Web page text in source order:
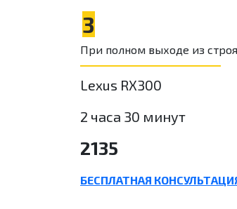
3
При полном выходе из
Lexus RX300
2 часа 30 минут
2135
БЕСПЛАТНАЯ